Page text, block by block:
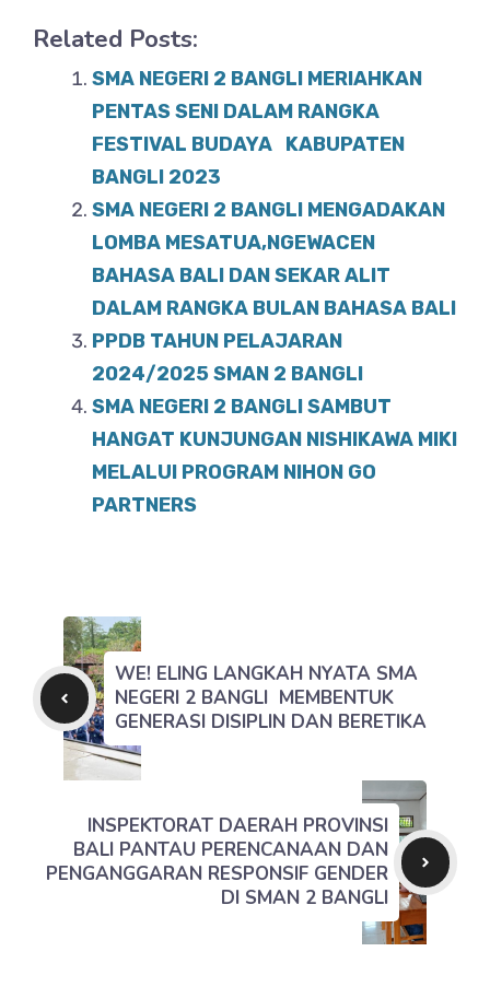
c
e
k
at
s
A
p
p
e
Related Posts:
SMA NEGERI 2 BANGLI MERIAHKAN
PENTAS SENI DALAM RANGKA
FESTIVAL BUDAYA KABUPATEN
BANGLI 2023
SMA NEGERI 2 BANGLI MENGADAKAN
LOMBA MESATUA,NGEWACEN
BAHASA BALI DAN SEKAR ALIT
DALAM RANGKA BULAN BAHASA BALI
PPDB TAHUN PELAJARAN
2024/2025 SMAN 2 BANGLI
SMA NEGERI 2 BANGLI SAMBUT
HANGAT KUNJUNGAN NISHIKAWA MIKI
MELALUI PROGRAM NIHON GO
PARTNERS
WE! ELING LANGKAH NYATA SMA
NEGERI 2 BANGLI MEMBENTUK
GENERASI DISIPLIN DAN BERETIKA
INSPEKTORAT DAERAH PROVINSI
BALI PANTAU PERENCANAAN DAN
PENGANGGARAN RESPONSIF GENDER
DI SMAN 2 BANGLI